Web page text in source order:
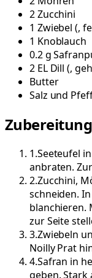
2Zucchini
1 Zwiebel (,
1 Knoblauch
0.2g
2 EL Dill (,
Butter
Salz und
Zubereitung
1.Seeteufel
anbraten.
2.Zucchini,
schneiden.
blanchieren.
zur Seite
3.Zwiebeln
Noilly Prat
4.Safran in
geben. Stark